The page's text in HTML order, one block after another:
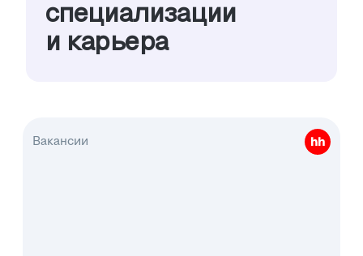
специализации
и карьера
Вакансии